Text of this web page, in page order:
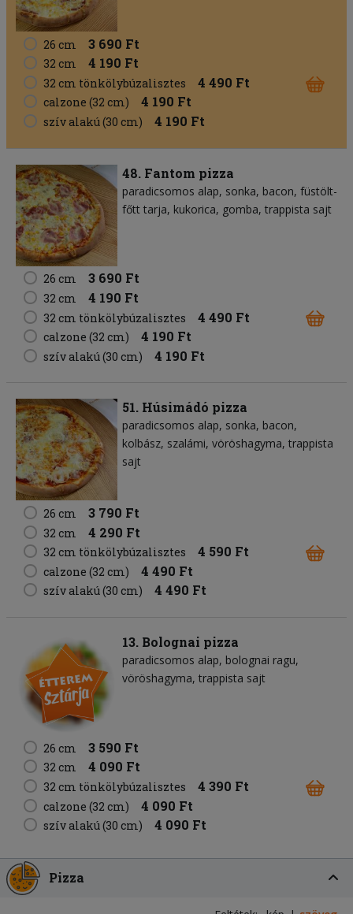
26 cm 3 690 Ft
32 cm 4 190 Ft
32 cm tönkölybúzalisztes 4 490 Ft
calzone (32 cm) 4 190 Ft
szív alakú (30 cm) 4 190 Ft
48. Fantom pizza
paradicsomos alap sonka bacon füstölt-
főtt tarja kukorica gomba trappista sajt
26 cm 3 690 Ft
32 cm 4 190 Ft
32 cm tönkölybúzalisztes 4 490 Ft
calzone (32 cm) 4 190 Ft
szív alakú (30 cm) 4 190 Ft
51. Húsimádó pizza
paradicsomos alap sonka bacon
kolbász szalámi vöröshagyma trappista
sajt
26 cm 3 790 Ft
32 cm 4 290 Ft
32 cm tönkölybúzalisztes 4 590 Ft
calzone (32 cm) 4 490 Ft
szív alakú (30 cm) 4 490 Ft
13. Bolognai pizza
paradicsomos alap bolognai ragu
vöröshagyma trappista sajt
26 cm 3 590 Ft
32 cm 4 090 Ft
32 cm tönkölybúzalisztes 4 390 Ft
calzone (32 cm) 4 090 Ft
szív alakú (30 cm) 4 090 Ft
Pizza